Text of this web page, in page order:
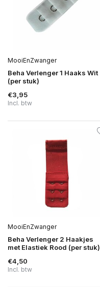
MooiEnZwanger
Beha Verlenger 1 Haaks Wit
(per stuk)
€3,95
Incl. btw
MooiEnZwanger
Beha Verlenger 2 Haakjes
met Elastiek Rood (per stuk)
€4,50
Incl. btw